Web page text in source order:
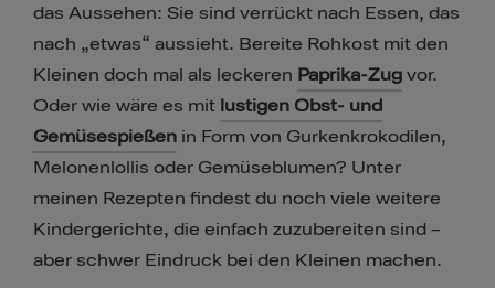
das Aussehen: Sie sind verrückt nach Essen, das
nach „etwas“ aussieht. Bereite Rohkost mit den
Kleinen doch mal als leckeren Paprika-Zug vor.
Oder wie wäre es mit lustigen Obst- und
Gemüsespießen in Form von Gurkenkrokodilen,
Melonenlollis oder Gemüseblumen? Unter
meinen Rezepten findest du noch viele weitere
Kindergerichte, die einfach zuzubereiten sind –
aber schwer Eindruck bei den Kleinen machen.